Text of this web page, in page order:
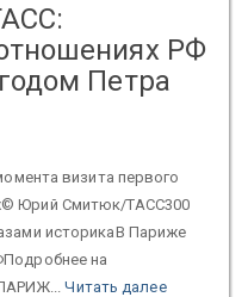
РФ
Петра
визита первого
Юрий Смитюк/ТАСС300
историкаВ Париже
на
Читать далее